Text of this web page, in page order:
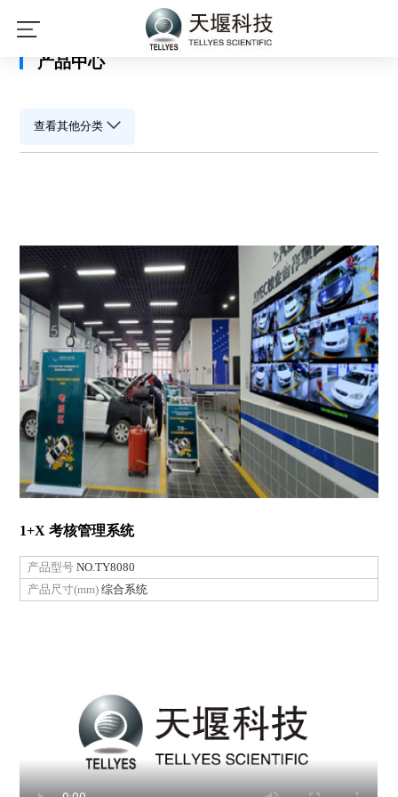
产品中心
查看其他分类
1+X 考核管理系统
产品型号 NO.TY8080
产品尺寸(mm) 综合系统